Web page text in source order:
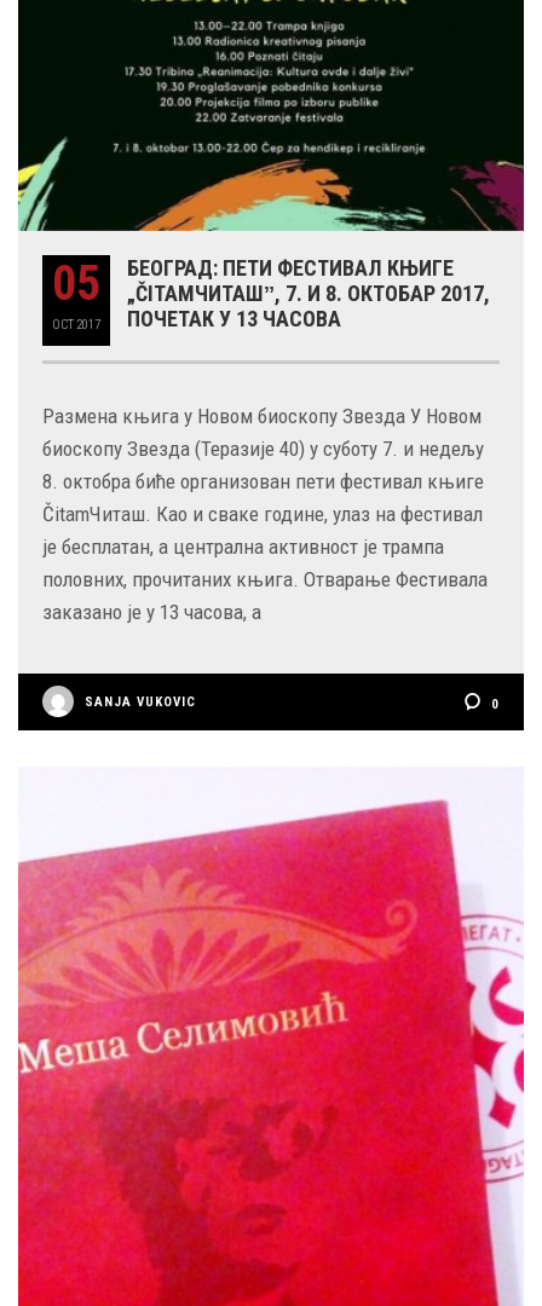
05
OCT 2017
БЕОГРАД: ПЕТИ ФЕСТИВАЛ КЊИГЕ
„ČITAMЧИТАШˮ, 7. И 8. ОКТОБАР 2017,
ПОЧЕТАК У 13 ЧАСОВА
Размена књига у Новом биоскопу Звезда У Новом
биоскопу Звезда (Теразије 40) у суботу 7. и недељу
8. октобра биће организован пети фестивал књиге
ČitamЧиташ. Као и сваке године, улаз на фестивал
је бесплатан, а централна активност је трампа
половних, прочитаних књига. Отварање Фестивала
заказано је у 13 часова, а
SANJA VUKOVIC 0